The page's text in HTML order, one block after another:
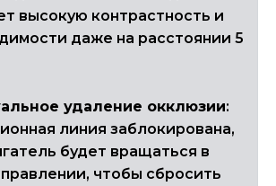
высокую контрастность и
даже на расстоянии 5
удаление окклюзии:
линия заблокирована,
будет вращаться в
чтобы сбросить